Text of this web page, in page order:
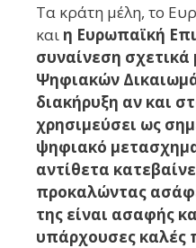
Τα κράτη μέλη, το
και η Ευρωπαϊκή
συναίνεση
Ψηφιακών
διακήρυξη αν και
χρησιμεύσει ως
ψηφιακό
αντίθετα
προκαλώντας
της είναι ασαφής
υπάρχουσες καλές